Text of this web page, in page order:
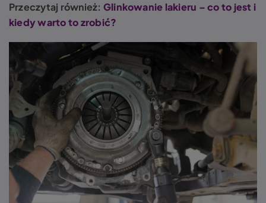
Przeczytaj również: Glinkowanie lakieru – co to jest i
kiedy warto to zrobić?